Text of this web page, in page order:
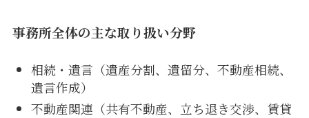
事務所全体の主な取り扱い分野
相続・遺言（遺産分割、遺留分、不動産相続、
遺言作成）
不動産関連（共有不動産、立ち退き交渉、賃貸